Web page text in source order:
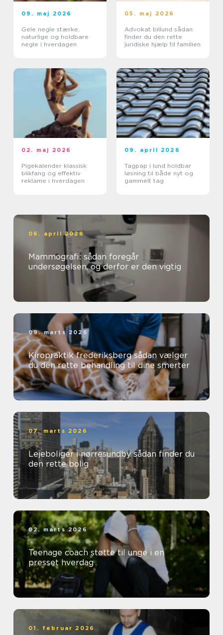
09. maj 2026
Gele negle stærke,
naturlige og holdbare
negle i hverdagen
05. maj 2026
Advokat billund sådan
finder du den rette
juridiske hjælp til familien
02. maj 2026
Pigekalender klassisk
blikfang og effektiv
reklame i hverdagen
09. april 2026
Tagpap i lund holdbar
løsning til både nyt og
gammelt tag
06. april 2026
Mammografi: sådan foregår
undersøgelsen, og derfor er den vigtig
09. marts 2026
Kiropraktik frederiksberg sådan vælger
du den rette behandling til dine smerter
07. marts 2026
Lejeboliger i nørresundby sådan finder du
den rette bolig
02. marts 2026
Teenage coach støtte til unge i en
presset hverdag
01. februar 2026